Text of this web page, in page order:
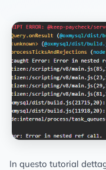
In questo tutorial